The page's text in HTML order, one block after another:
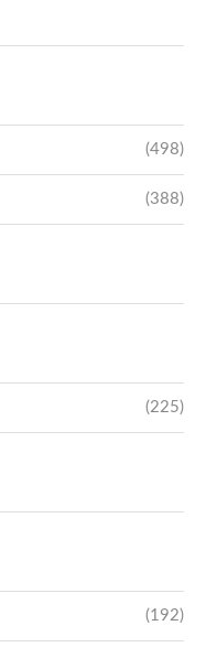
(498)
(388)
(225)
(192)